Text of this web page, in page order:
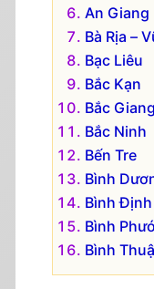
An Giang
Bà Rịa –
Bạc Liêu
Bắc Kạn
Bắc Giang
Bắc Ninh
Bến Tre
Bình
Bình Định
Bình
Bình